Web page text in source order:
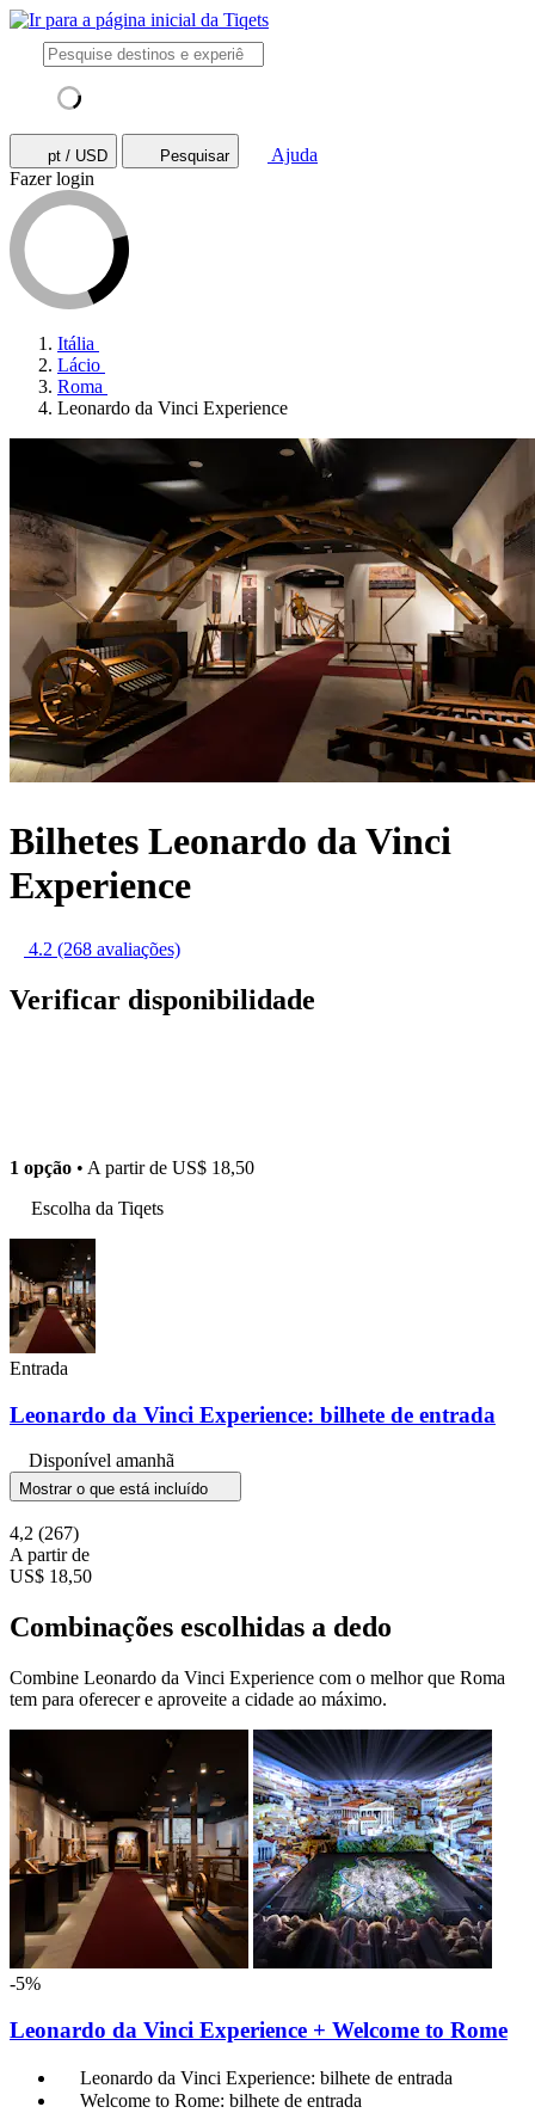
pt / USD Pesquisar
Ajuda
Fazer login
Itália
Lácio
Roma
Leonardo da Vinci Experience
Bilhetes Leonardo da Vinci
Experience
4.2 (268 avaliações)
Verificar disponibilidade
1 opção • A partir de US$ 18,50
Escolha da Tiqets
Entrada
Leonardo da Vinci Experience: bilhete de entrada
Disponível amanhã
Mostrar o que está incluído
4,2 (267)
A partir de
US$ 18,50
Combinações escolhidas a dedo
Combine Leonardo da Vinci Experience com o melhor que Roma
tem para oferecer e aproveite a cidade ao máximo.
-5%
Leonardo da Vinci Experience + Welcome to Rome
Leonardo da Vinci Experience: bilhete de entrada
Welcome to Rome: bilhete de entrada